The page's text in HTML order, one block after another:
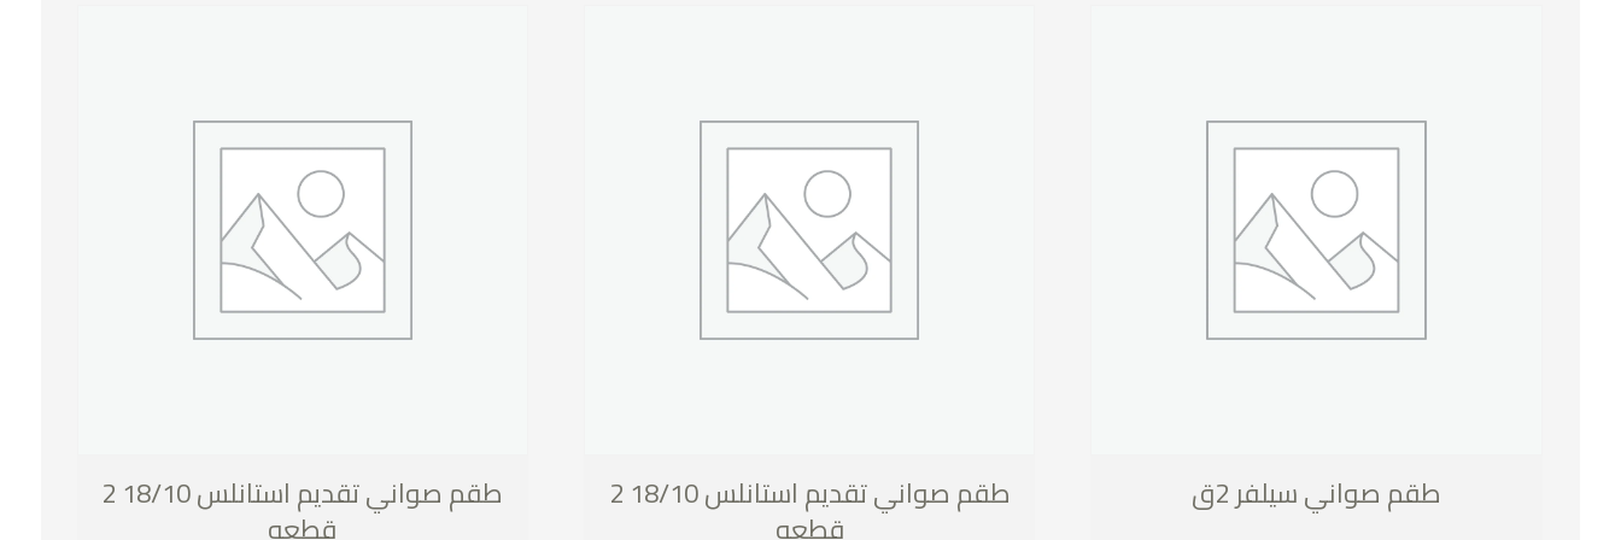
طقم صواني تقديم استانلس 18/10 2
قطعه
طقم صواني تقديم استانلس 18/10 2
قطعه
طقم صواني سيلفر 2ق